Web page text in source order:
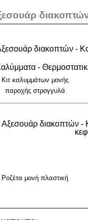
Κιτ καλυμμάτων μονής
παροχής στρογγυλά
Ροζέτα μονή πλαστική